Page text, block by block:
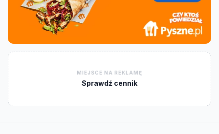
MIEJSCE NA REKLAMĘ
Sprawdź cennik